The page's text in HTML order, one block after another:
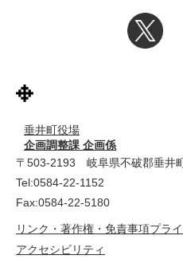
垂井町役場
企画調整課 企画係
〒503-2193 岐阜県不破郡垂井
Tel:0584-22-1152
Fax:0584-22-5180
リンク・著作権・免責事項プラ
アクセシビリティ